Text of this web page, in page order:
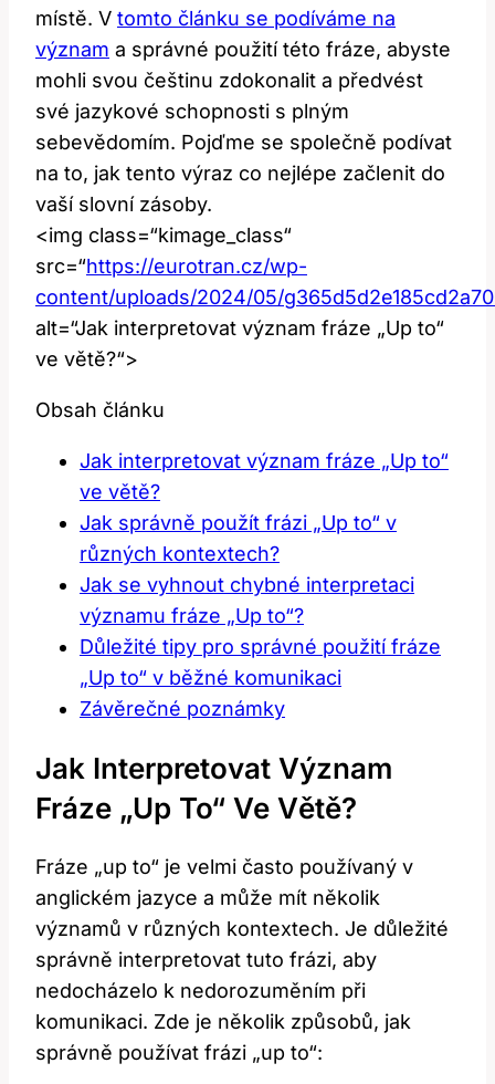
místě. V tomto článku se podíváme na
význam a správné použití této fráze, abyste
mohli svou češtinu zdokonalit a předvést
své jazykové schopnosti s plným
sebevědomím. Pojďme se společně podívat
na to, jak tento výraz co nejlépe začlenit do
vaší slovní zásoby.
<img class=“kimage_class“
src=“https://eurotran.cz/wp-
content/uploads/2024/05/
alt=“Jak interpretovat význam fráze „Up to“
ve větě?“>
Obsah článku
Jak interpretovat význam fráze „Up to“
ve větě?
Jak správně použít frázi „Up to“ v
různých kontextech?
Jak se vyhnout chybné interpretaci
významu fráze „Up to“?
Důležité tipy pro správné použití fráze
„Up to“ v běžné komunikaci
Závěrečné poznámky
Jak Interpretovat Význam
Fráze „Up To“ Ve Větě?
Fráze „up to“ je velmi často používaný v
anglickém jazyce a může mít několik
významů v různých kontextech. Je důležité
správně interpretovat tuto frázi, aby
nedocházelo k nedorozuměním při
komunikaci. Zde je několik způsobů, jak
správně používat frázi „up to“: